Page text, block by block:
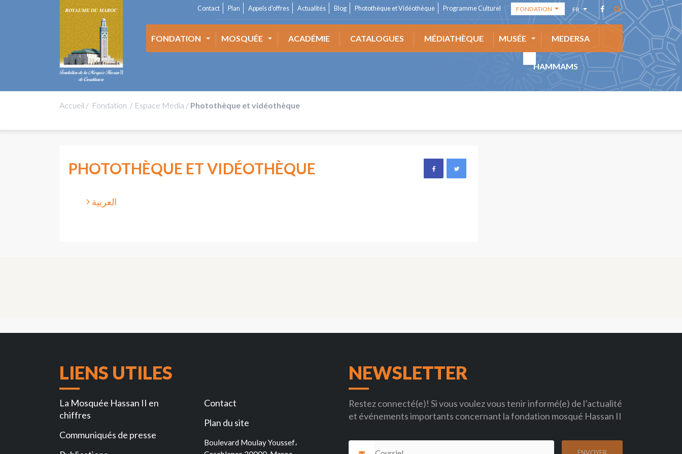
Contact Plan Appels d'offres Actualités Blog Photothèque et Vidéothèque Programme Culturel FONDATION
FONDATION
ACADÉMIE DES
ARTS
MÉDIATHÈQUE
FR
AR
ES
FONDATION MOSQUÉE ACADÉMIE CATALOGUES MÉDIATHÈQUE MUSÉE MEDERSA
HAMMAMS
Accueil / Fondation / Espace Media / Photothèque et vidéothèque
PHOTOTHÈQUE ET VIDÉOTHÈQUE
العربية
LIENS UTILES
La Mosquée Hassan II en
chiffres
Communiqués de presse
Contact
Plan du site
Boulevard Moulay Youssef،
NEWSLETTER
Restez connecté(e)! Si vous voulez vous tenir informé(e) de l’actualité
et événements importants concernant la fondation mosqué Hassan II